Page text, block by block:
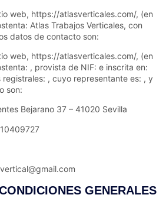
web, https://atlasverticales.com/, (en
Atlas Trabajos Verticales, con
datos de contacto son:
web, https://atlasverticales.com/, (en
, provista de NIF: e inscrita en:
, cuyo representante es: , y
son:
Bejarano 37 – 41020 Sevilla
GENERALES